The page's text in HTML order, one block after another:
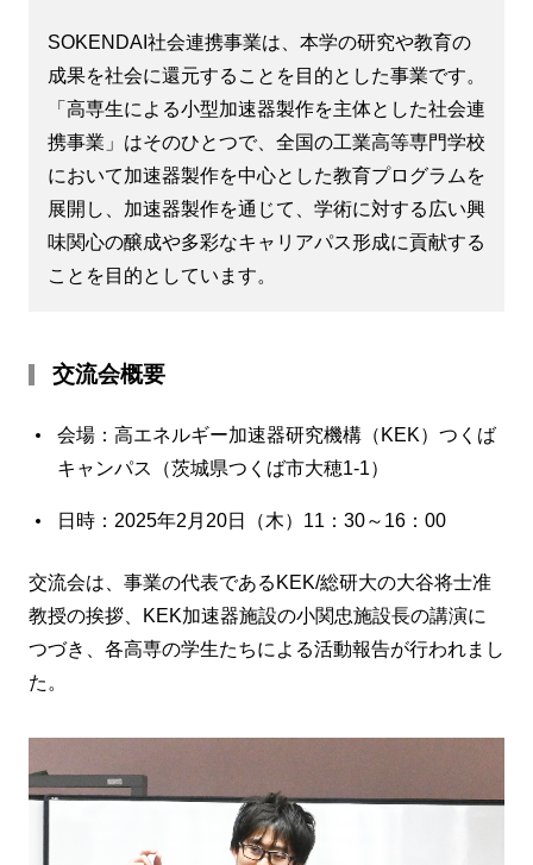
SOKENDAI社会連携事業は、本学の研究や教育の
成果を社会に還元することを目的とした事業です。
「高専生による小型加速器製作を主体とした社会連
携事業」はそのひとつで、全国の工業高等専門学校
において加速器製作を中心とした教育プログラムを
展開し、加速器製作を通じて、学術に対する広い興
味関心の醸成や多彩なキャリアパス形成に貢献する
ことを目的としています。
交流会概要
会場：高エネルギー加速器研究機構（KEK）つくば
キャンパス（茨城県つくば市大穂1-1）
日時：2025年2月20日（木）11：30～16：00
交流会は、事業の代表であるKEK/総研大の大谷将士准
教授の挨拶、KEK加速器施設の小関忠施設長の講演に
つづき、各高専の学生たちによる活動報告が行われまし
た。